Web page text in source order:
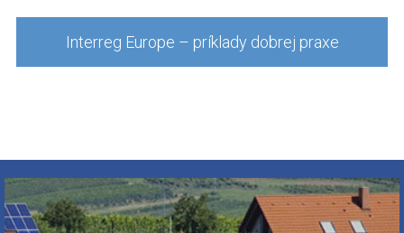
Interreg Europe – príklady dobrej praxe